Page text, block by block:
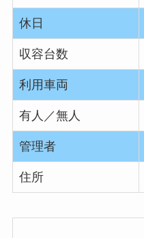
休日
収容台数
利用車両
有人／無人
管理者
住所